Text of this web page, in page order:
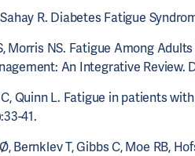
R. Diabetes Fatigue
Morris NS. Fatigue Among
An Integrative Review.
Quinn L. Fatigue in patients
41.
Bernklev T, Gibbs C, Moe RB,